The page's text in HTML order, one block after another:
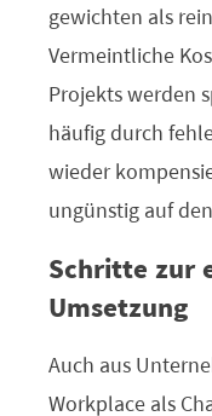
gewichten als
Vermeintliche
Projekts werden
häufig durch
wieder
ungünstig auf den
Schritte zur
Umsetzung
Auch aus
Workplace als